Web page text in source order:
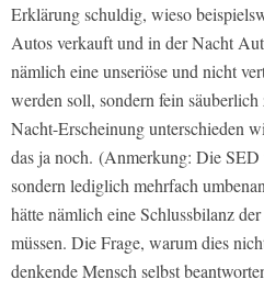
Erklärung schuldig, wieso
Autos verkauft und in der Nacht
nämlich eine unseriöse und nicht
werden soll, sondern fein
Nacht-Erscheinung unterschieden
das ja noch. (Anmerkung: Die SED
sondern lediglich mehrfach
hätte nämlich eine Schlussbilanz
müssen. Die Frage, warum dies
denkende Mensch selbst